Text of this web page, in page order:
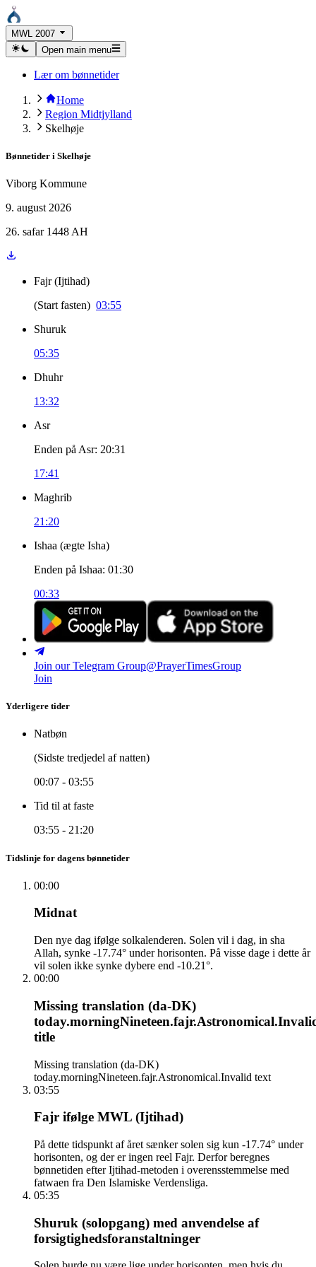
MWL 2007
Open main menu
Lær om bønnetider
Home
Region Midtjylland
Skelhøje
Bønnetider i Skelhøje
Viborg Kommune
9. august 2026
26. safar 1448 AH
Fajr (Ijtihad)
(Start fasten) 03:55
Shuruk
05:35
Dhuhr
13:32
Asr
Enden på Asr: 20:31
17:41
Maghrib
21:20
Ishaa (ægte Isha)
Enden på Ishaa: 01:30
00:33
Join our Telegram Group@PrayerTimesGroup
Join
Yderligere tider
Natbøn
(Sidste tredjedel af natten)
00:07 - 03:55
Tid til at faste
03:55 - 21:20
Tidslinje for dagens bønnetider
00:00
Midnat
Den nye dag ifølge solkalenderen. Solen vil i dag, in sha
Allah, synke -17.74° under horisonten. På visse dage i dette år
vil solen ikke synke dybere end -10.21°.
00:00
Missing translation (da-DK)
title
Missing translation (da-DK)
today.morningNineteen.fajr.Astronomical.Invalid text
03:55
Fajr ifølge MWL (Ijtihad)
På dette tidspunkt af året sænker solen sig kun -17.74° under
horisonten, og der er ingen reel Fajr. Derfor beregnes
bønnetiden efter Ijtihad-metoden i overensstemmelse med
fatwaen fra Den Islamiske Verdensliga.
05:35
Shuruk (solopgang) med anvendelse af
forsigtighedsforanstaltninger